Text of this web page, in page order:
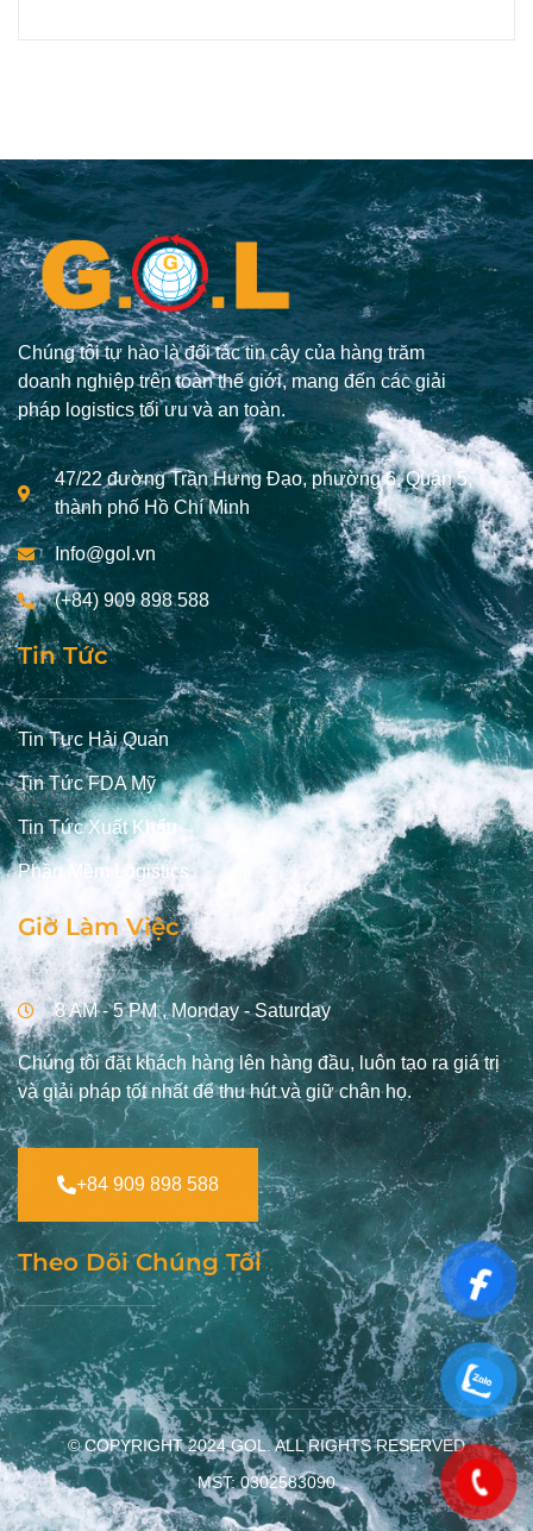
Chúng tôi tự hào là đối tác tin cậy của hàng trăm
doanh nghiệp trên toàn thế giới, mang đến các giải
pháp logistics tối ưu và an toàn.
47/22 đường Trần Hưng Đạo, phường 6, Quận 5,
thành phố Hồ Chí Minh
Info@gol.vn
(+84) 909 898 588
Tin Tức
Tin Tưc Hải Quan
Tin Tức FDA Mỹ
Tin Tức Xuất Khẩu
Phần Mềm Logistics
Giờ Làm Việc
8 AM - 5 PM , Monday - Saturday
Chúng tôi đặt khách hàng lên hàng đầu, luôn tạo ra giá trị
và giải pháp tốt nhất để thu hút và giữ chân họ.
+84 909 898 588
Theo Dõi Chúng Tôi
© COPYRIGHT 2024GOL . ALL RIGHTS RESERVED
MST: 0302583090